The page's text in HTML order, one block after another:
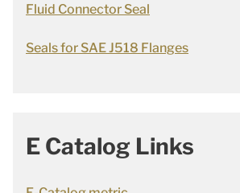
Fluid Connector Seal
Seals for SAE J518 Flanges
E Catalog Links